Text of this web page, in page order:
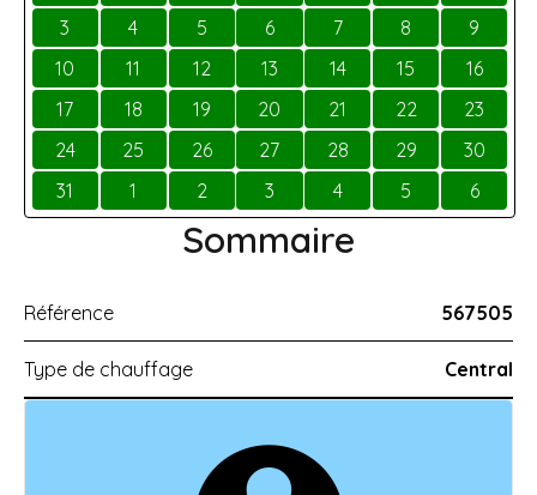
3
4 5 6 7 8
9
10
11 12 13 14 15
16
17
18 19 20 21 22
23
24
25 26 27 28 29
30
31
1 2 3 4 5 6
Sommaire
Référence 567505
Type de chauffage Central